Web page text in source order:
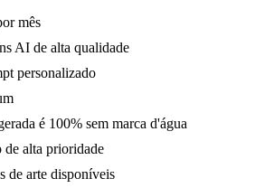
mês
AI de alta qualidade
personalizado
é 100% sem marca d'água
de alta prioridade
de arte disponíveis